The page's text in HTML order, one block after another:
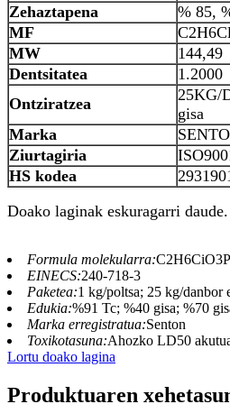
Zehaztapena
% 85,
MF
MW
144,49
Dentsitatea
1.2000
Ontziratzea
25KG/
gisa
Marka
Ziurtagiria
HS kodea
Doako laginak eskuragarri daude.
Formula molekularra:C2H6CiO3P
EINECS:240-718-3
Paketea:1 kg/poltsa; 25 kg/danbor
Edukia:%91 Tc; %40 gisa; %70
Marka erregistratua:Senton
Toxikotasuna:Ahozko LD50
Lortu doako lagina
Produktuaren